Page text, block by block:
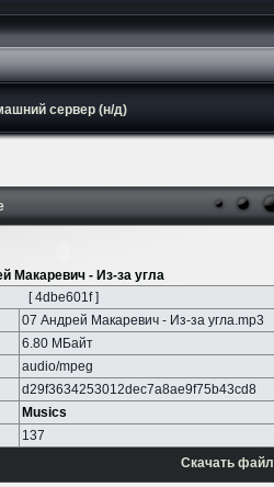
сервер (н/д)
Макаревич - Из-за угла
[ 4dbe601f ]
07 Андрей Макаревич - Из-за угла.mp3
6.80 МБайт
audio/mpeg
d29f3634253012dec7a8ae9f75b43cd8
Musics
137
Скачать файл